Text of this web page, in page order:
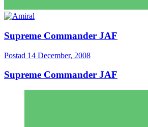
Supreme Commander JAF
Postad 14 December, 2008
Supreme Commander JAF